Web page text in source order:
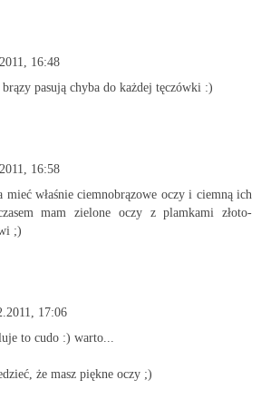
16:48
pasują chyba do każdej tęczówki :)
16:58
mieć właśnie ciemnobrązowe oczy i ciemną ich
mam zielone oczy z plamkami złoto-
;)
17:06
to cudo :) warto...
że masz piękne oczy ;)